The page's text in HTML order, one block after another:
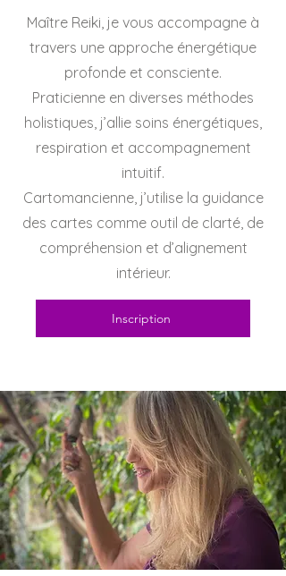
Maître Reiki, je vous accompagne à
travers une approche énergétique
profonde et consciente.
Praticienne en diverses méthodes
holistiques, j’allie soins énergétiques,
respiration et accompagnement
intuitif.
Cartomancienne, j’utilise la guidance
des cartes comme outil de clarté, de
compréhension et d’alignement
intérieur.
Inscription